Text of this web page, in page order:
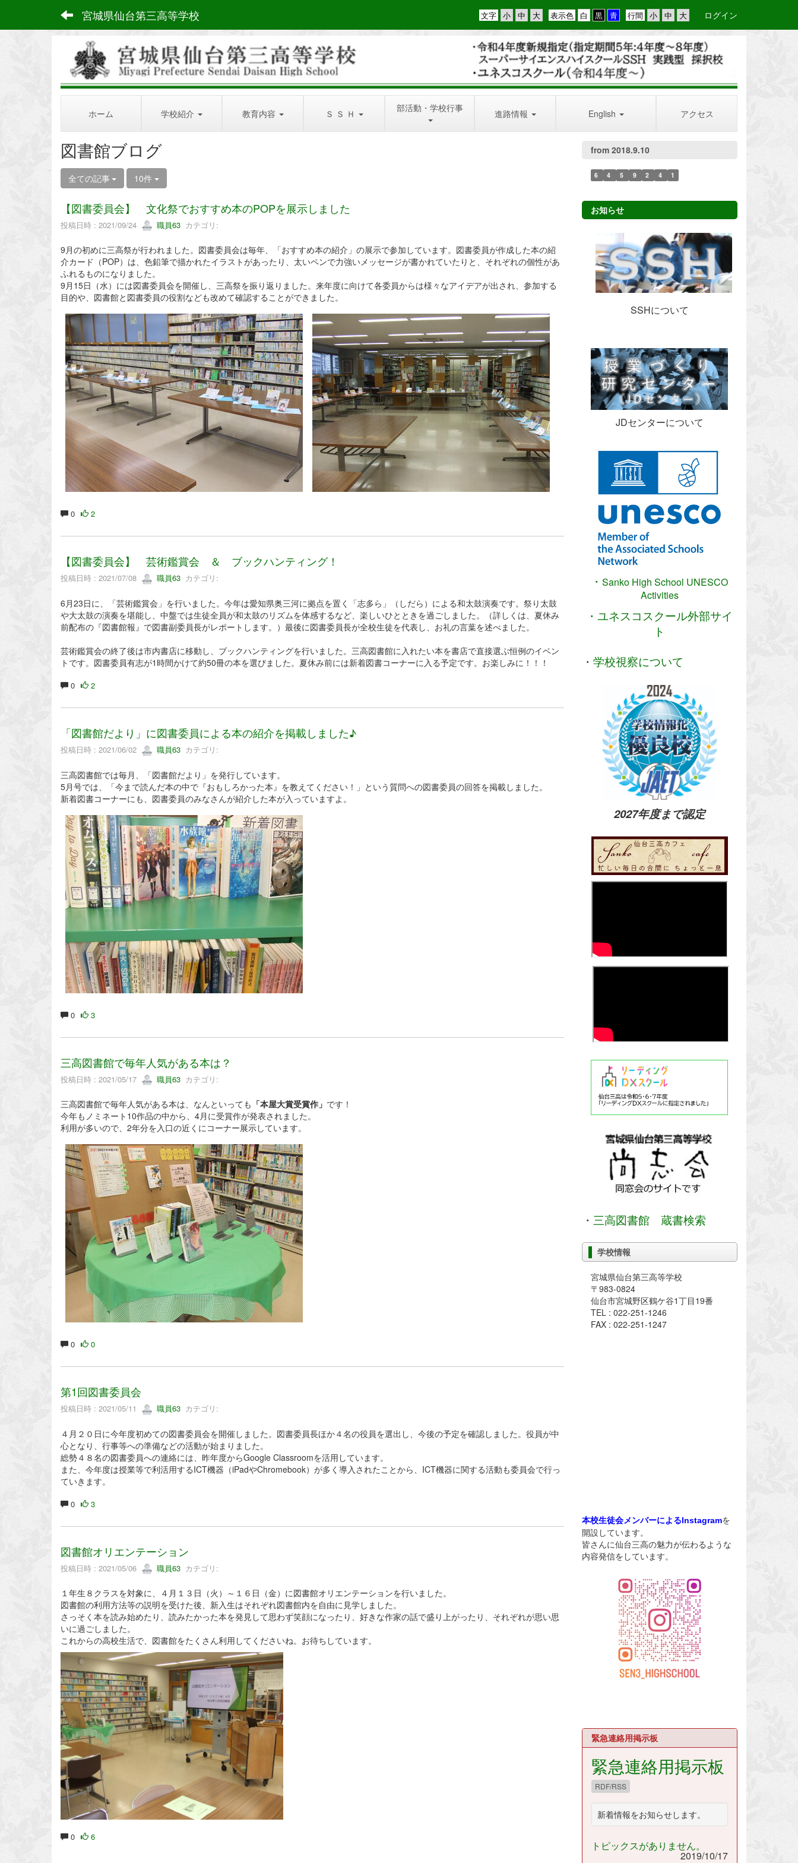
宮城県仙台第三高等学校 行間
表示色
文字 ログイン
ホーム 学校紹介 教育内容 Ｓ Ｓ Ｈ 部活動・学校行事 進路情報 English アクセス
図書館ブログ
全ての記事 10件
【図書委員会】 文化祭でおすすめ本のPOPを展示しました
投稿日時 : 2021/09/24 職員63 カテゴリ:
9月の初めに三高祭が行われました。図書委員会は毎年、「おすすめ本の紹介」の展示で参加しています。図書委員が作成した本の紹
介カード（POP）は、色鉛筆で描かれたイラストがあったり、太いペンで力強いメッセージが書かれていたりと、それぞれの個性があ
ふれるものになりました。
9月15日（水）には図書委員会を開催し、三高祭を振り返りました。来年度に向けて各委員からは様々なアイデアが出され、参加する
目的や、図書館と図書委員の役割なども改めて確認することができました。
0 2
【図書委員会】 芸術鑑賞会 ＆ ブックハンティング！
投稿日時 : 2021/07/08 職員63 カテゴリ:
6月23日に、「芸術鑑賞会」を行いました。今年は愛知県奥三河に拠点を置く「志多ら」（しだら）による和太鼓演奏です。祭り太鼓
や大太鼓の演奏を堪能し、中盤では生徒全員が和太鼓のリズムを体感するなど、楽しいひとときを過ごしました。（詳しくは、夏休み
前配布の『図書館報』で図書副委員長がレポートします。）最後に図書委員長が全校生徒を代表し、お礼の言葉を述べました。
芸術鑑賞会の終了後は市内書店に移動し、ブックハンティングを行いました。三高図書館に入れたい本を書店で直接選ぶ恒例のイベン
トです。図書委員有志が1時間かけて約50冊の本を選びました。夏休み前には新着図書コーナーに入る予定です。お楽しみに！！！
0 2
「図書館だより」に図書委員による本の紹介を掲載しました♪
投稿日時 : 2021/06/02 職員63 カテゴリ:
三高図書館では毎月、「図書館だより」を発行しています。
5月号では、「今まで読んだ本の中で『おもしろかった本』を教えてください！」という質問への図書委員の回答を掲載しました。
新着図書コーナーにも、図書委員のみなさんが紹介した本が入っていますよ。
0 3
三高図書館で毎年人気がある本は？
投稿日時 : 2021/05/17 職員63 カテゴリ:
三高図書館で毎年人気がある本は、なんといっても 「本屋大賞受賞作」 です！
今年もノミネート10作品の中から、4月に受賞作が発表されました。
利用が多いので、2年分を入口の近くにコーナー展示しています。
0 0
第1回図書委員会
投稿日時 : 2021/05/11 職員63 カテゴリ:
４月２０日に今年度初めての図書委員会を開催しました。図書委員長ほか４名の役員を選出し、今後の予定を確認しました。役員が中
心となり、行事等への準備などの活動が始まりました。
総勢４８名の図書委員への連絡には、昨年度からGoogle Classroomを活用しています。
また、今年度は授業等で利活用するICT機器（iPadやChromebook）が多く導入されたことから、ICT機器に関する活動も委員会で行っ
ていきます。
0 3
図書館オリエンテーション
投稿日時 : 2021/05/06 職員63 カテゴリ:
１年生８クラスを対象に、４月１３日（火）～１６日（金）に図書館オリエンテーションを行いました。
図書館の利用方法等の説明を受けた後、新入生はそれぞれ図書館内を自由に見学しました。
さっそく本を読み始めたり、読みたかった本を発見して思わず笑顔になったり、好きな作家の話で盛り上がったり、それぞれが思い思
いに過ごしました。
これからの高校生活で、図書館をたくさん利用してくださいね。お待ちしています。
0 6
from 2018.9.10
6 4 5 9 2 4 1
お知らせ
SSHについて
JDセンターについて
・Sanko High School UNESCO
Activities
・ユネスコスクール外部サイ
ト
・ 学校視察について
2027年度まで認定
・ 三高図書館 蔵書検索
学校情報
宮城県仙台第三高等学校
〒983-0824
仙台市宮城野区鶴ケ谷1丁目19番
TEL : 022-251-1246
FAX : 022-251-1247
本校生徒会メンバーによるInstagramを
開設しています。
皆さんに仙台三高の魅力が伝わるような
内容発信をしています。
緊急連絡用掲示板
緊急連絡用掲示板
RDF/RSS
新着情報をお知らせします。
トピックスがありません。
2019/10/17